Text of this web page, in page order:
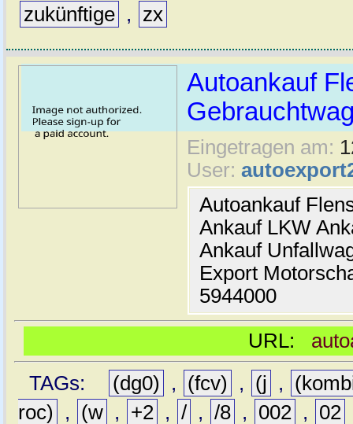
zukünftige , zx
Autoankauf
Eingetragen am:
User:
Autoankauf
Ankauf LKW
Ankauf
Export
5944000
URL:
TAGs:
(dg0) , (fcv) , (j ,
roc)
, (w , +2 , / , /8 , 002 , 02